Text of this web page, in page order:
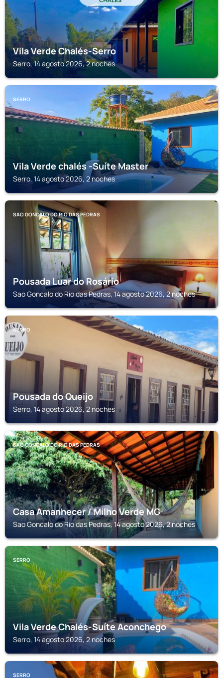
Vila Verde Chalés-Serro
Serro, 14 agosto 2026, 2 noches
SERRO
Vila Verde chalés -Suíte Master
Serro, 14 agosto 2026, 2 noches
SAO GONCALO DO RIO DAS PEDRAS
Pousada Luar do Rosário
Sao Goncalo do Rio das Pedras, 14 agosto 2026, 2 noches
SERRO
Pousada do Queijo
Serro, 14 agosto 2026, 2 noches
SAO GONCALO DO RIO DAS PEDRAS
Casa Amanhecer / Milho Verde MG
Sao Goncalo do Rio das Pedras, 14 agosto 2026, 2 noches
SERRO
Vila Verde Chalés-Suíte Aconchego
Serro, 14 agosto 2026, 2 noches
SERRO